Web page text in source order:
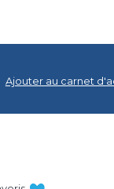
Ajouter au carnet